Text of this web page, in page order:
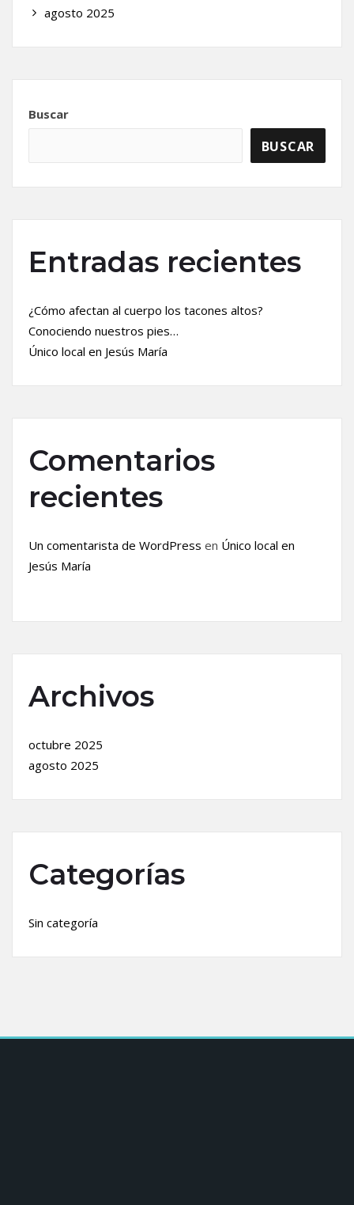
agosto 2025
Buscar
BUSCAR
Entradas recientes
¿Cómo afectan al cuerpo los tacones altos?
Conociendo nuestros pies…
Único local en Jesús María
Comentarios
recientes
Un comentarista de WordPress en Único local en
Jesús María
Archivos
octubre 2025
agosto 2025
Categorías
Sin categoría